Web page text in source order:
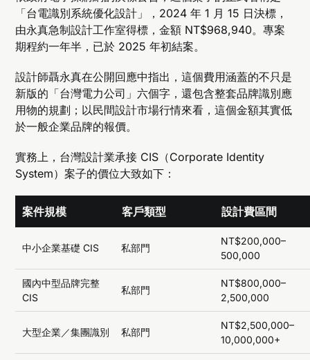
「台電識別系統優化設計」，2024 年 1 月 15 日決標，
由永真急制設計工作室得標，金額 NT$968,940。專案
期程約一年半，已於 2025 年初結案。
設計師聶永真在公開回應中指出，這個費用涵蓋的不只是
新版的「台灣電力公司」六個字，還包含整套品牌識別應
用物的規劃；以民間設計市場行情來看，這個金額其實低
於一般企業品牌的報價。
實務上，台灣設計業承接 CIS（Corporate Identity
System）案子的價位大致如下：
案件規模 客戶類型 設計費區間
中小企業基礎 CIS 私部門
NT$200,000–
500,000
國內中型品牌完整
CIS
私部門
NT$800,000–
2,500,000
大型企業／集團識別 私部門
NT$2,500,000–
10,000,000+